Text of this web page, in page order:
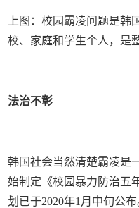
上图：校园霸凌问题是
校、家庭和学生个人，是
法治不彰
韩国社会当然清楚霸凌是
始制定《校园暴力防治五
划已于2020年1月中旬公